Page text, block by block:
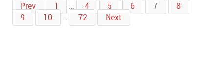
Prev 1 … 4 5 6 7
8
9
10 … 72 Next